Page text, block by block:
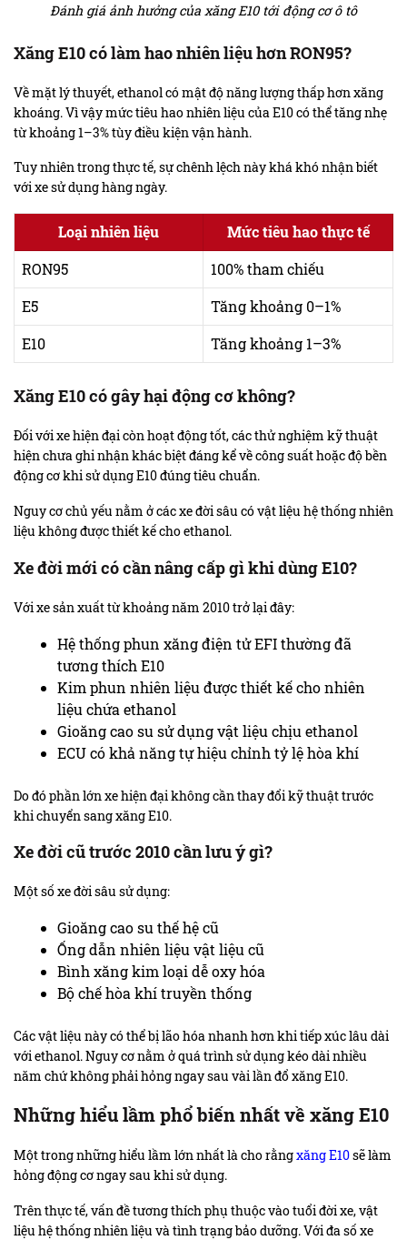
Đánh giá ảnh hưởng của xăng E10 tới động cơ ô tô
Xăng E10 có làm hao nhiên liệu hơn RON95?
Về mặt lý thuyết, ethanol có mật độ năng lượng thấp hơn xăng
khoáng. Vì vậy mức tiêu hao nhiên liệu của E10 có thể tăng nhẹ
từ khoảng 1–3% tùy điều kiện vận hành.
Tuy nhiên trong thực tế, sự chênh lệch này khá khó nhận biết
với xe sử dụng hàng ngày.
Loại nhiên liệu
Mức tiêu hao thực tế
RON95
100% tham chiếu
E5
Tăng khoảng 0–1%
E10
Tăng khoảng 1–3%
Xăng E10 có gây hại động cơ không?
Đối với xe hiện đại còn hoạt động tốt, các thử nghiệm kỹ thuật
hiện chưa ghi nhận khác biệt đáng kể về công suất hoặc độ bền
động cơ khi sử dụng E10 đúng tiêu chuẩn.
Nguy cơ chủ yếu nằm ở các xe đời sâu có vật liệu hệ thống nhiên
liệu không được thiết kế cho ethanol.
Xe đời mới có cần nâng cấp gì khi dùng E10?
Với xe sản xuất từ khoảng năm 2010 trở lại đây:
Hệ thống phun xăng điện tử EFI thường đã
tương thích E10
Kim phun nhiên liệu được thiết kế cho nhiên
liệu chứa ethanol
Gioăng cao su sử dụng vật liệu chịu ethanol
ECU có khả năng tự hiệu chỉnh tỷ lệ hòa khí
Do đó phần lớn xe hiện đại không cần thay đổi kỹ thuật trước
khi chuyển sang xăng E10.
Xe đời cũ trước 2010 cần lưu ý gì?
Một số xe đời sâu sử dụng:
Gioăng cao su thế hệ cũ
Ống dẫn nhiên liệu vật liệu cũ
Bình xăng kim loại dễ oxy hóa
Bộ chế hòa khí truyền thống
Các vật liệu này có thể bị lão hóa nhanh hơn khi tiếp xúc lâu dài
với ethanol. Nguy cơ nằm ở quá trình sử dụng kéo dài nhiều
năm chứ không phải hỏng ngay sau vài lần đổ xăng E10.
Những hiểu lầm phổ biến nhất về xăng E10
Một trong những hiểu lầm lớn nhất là cho rằngxăng E10sẽ làm
hỏng động cơ ngay sau khi sử dụng.
Trên thực tế, vấn đề tương thích phụ thuộc vào tuổi đời xe, vật
liệu hệ thống nhiên liệu và tình trạng bảo dưỡng. Với đa số xe